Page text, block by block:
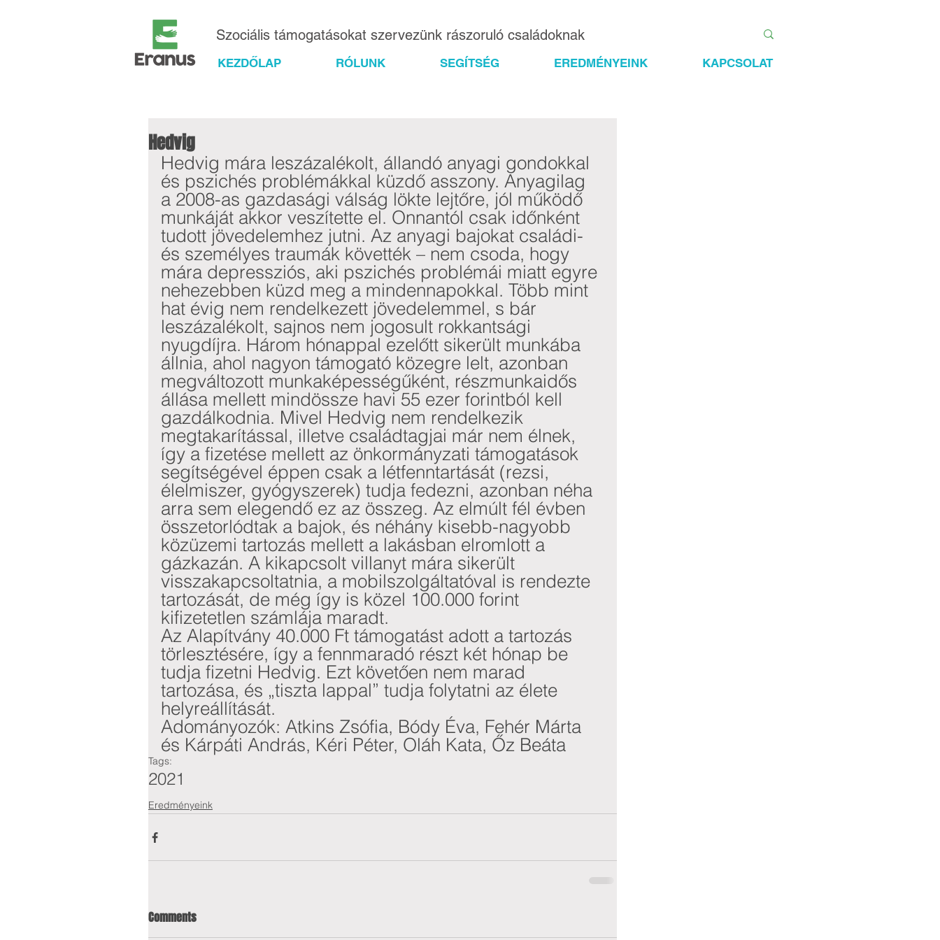
Szociális támogatásokat szervezünk rászoruló családoknak
KEZDŐLAP RÓLUNK SEGÍTSÉG EREDMÉNYEINK KAPCSOLAT
Hedvig
Hedvig mára leszázalékolt, állandó anyagi gondokkal
és pszichés problémákkal küzdő asszony. Anyagilag
a 2008-as gazdasági válság lökte lejtőre, jól működő
munkáját akkor veszítette el. Onnantól csak időnként
tudott jövedelemhez jutni. Az anyagi bajokat családi-
és személyes traumák követték – nem csoda, hogy
mára depressziós, aki pszichés problémái miatt egyre
nehezebben küzd meg a mindennapokkal. Több mint
hat évig nem rendelkezett jövedelemmel, s bár
leszázalékolt, sajnos nem jogosult rokkantsági
nyugdíjra. Három hónappal ezelőtt sikerült munkába
állnia, ahol nagyon támogató közegre lelt, azonban
megváltozott munkaképességűként, részmunkaidős
állása mellett mindössze havi 55 ezer forintból kell
gazdálkodnia. Mivel Hedvig nem rendelkezik
megtakarítással, illetve családtagjai már nem élnek,
így a fizetése mellett az önkormányzati támogatások
segítségével éppen csak a létfenntartását (rezsi,
élelmiszer, gyógyszerek) tudja fedezni, azonban néha
arra sem elegendő ez az összeg. Az elmúlt fél évben
összetorlódtak a bajok, és néhány kisebb-nagyobb
közüzemi tartozás mellett a lakásban elromlott a
gázkazán. A kikapcsolt villanyt mára sikerült
visszakapcsoltatnia, a mobilszolgáltatóval is rendezte
tartozását, de még így is közel 100.000 forint
kifizetetlen számlája maradt.
Az Alapítvány 40.000 Ft támogatást adott a tartozás
törlesztésére, így a fennmaradó részt két hónap be
tudja fizetni Hedvig. Ezt követően nem marad
tartozása, és „tiszta lappal” tudja folytatni az élete
helyreállítását.
Adományozók: Atkins Zsófia, Bódy Éva, Fehér Márta
és Kárpáti András, Kéri Péter, Oláh Kata, Őz Beáta
Tags:
2021
Eredményeink
Comments